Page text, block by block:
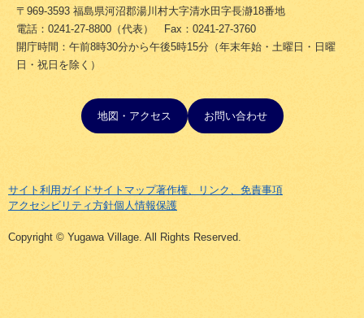
〒969-3593 福島県河沼郡湯川村大字清水田字長瀞18番地
電話：0241-27-8800（代表） Fax：0241-27-3760
開庁時間：午前8時30分から午後5時15分（年末年始・土曜日・日曜
日・祝日を除く）
地図・アクセス お問い合わせ
サイト利用ガイドサイトマップ著作権、リンク、免責事項
アクセシビリティ方針個人情報保護
Copyright © Yugawa Village. All Rights Reserved.